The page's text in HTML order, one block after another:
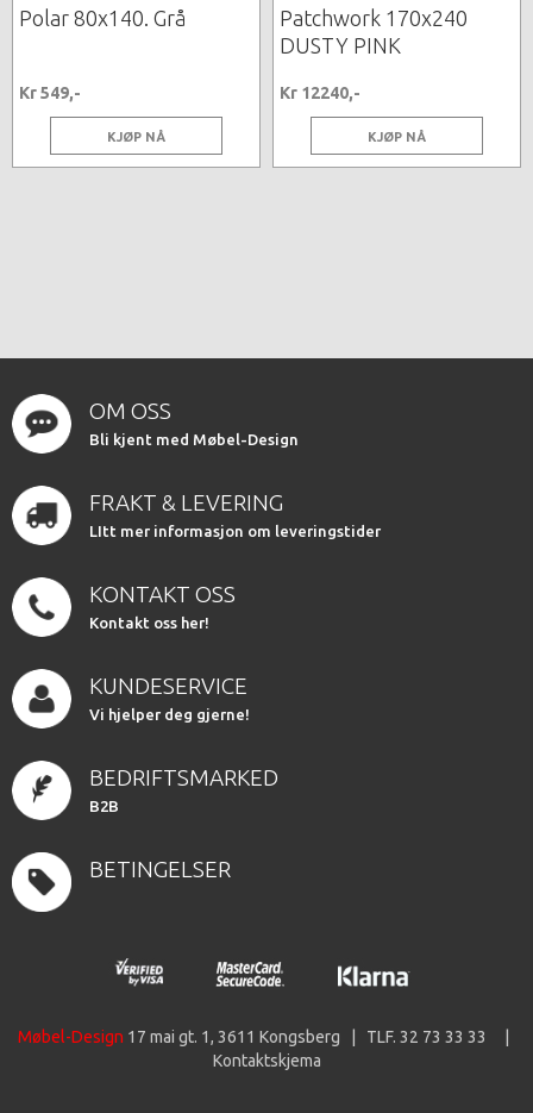
Polar 80x140. Grå
Kr 549,-
KJØP NÅ
Patchwork 170x240
DUSTY PINK
Kr 12240,-
KJØP NÅ
OM OSS
Bli kjent med Møbel-Design
FRAKT & LEVERING
LItt mer informasjon om leveringstider
KONTAKT OSS
Kontakt oss her!
KUNDESERVICE
Vi hjelper deg gjerne!
BEDRIFTSMARKED
B2B
BETINGELSER
Møbel-Design 17 mai gt. 1, 3611 Kongsberg | TLF. 32 73 33 33 |
Kontaktskjema